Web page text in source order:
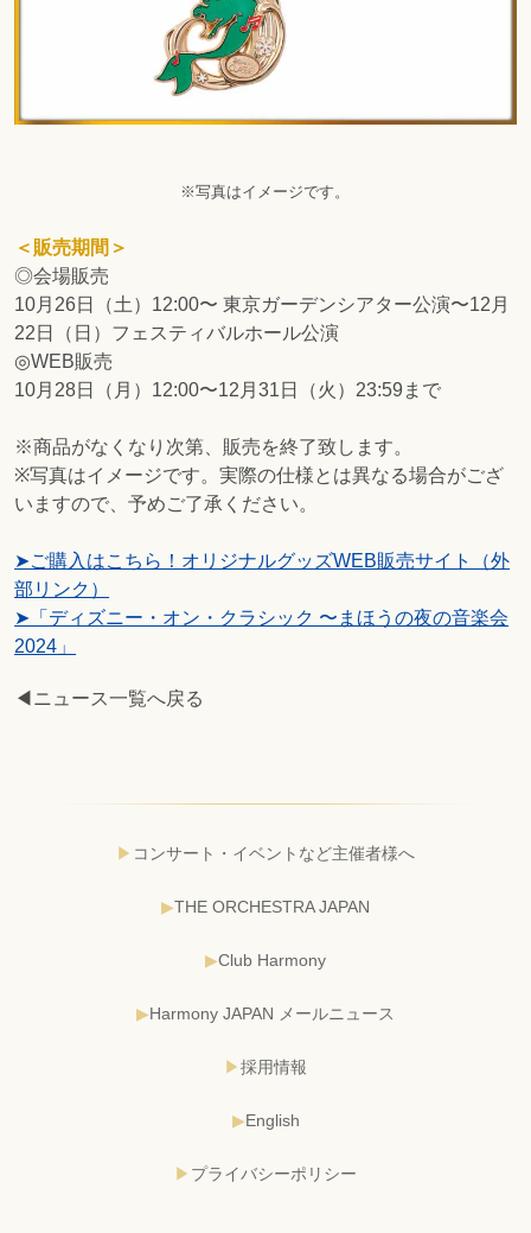
※写真はイメージです。
＜販売期間＞
◎会場販売
10月26日（土）12:00〜 東京ガーデンシアター公演〜12月
22日（日）フェスティバルホール公演
◎WEB販売
10月28日（月）12:00〜12月31日（火）23:59まで
※商品がなくなり次第、販売を終了致します。
※写真はイメージです。実際の仕様とは異なる場合がござ
いますので、予めご了承ください。
➤ご購入はこちら！オリジナルグッズWEB販売サイト（外
部リンク）
➤「ディズニー・オン・クラシック 〜まほうの夜の音楽会
2024」
◀ニュース一覧へ戻る
コンサート・イベントなど主催者様へ
THE ORCHESTRA JAPAN
Club Harmony
Harmony JAPAN メールニュース
採用情報
English
プライバシーポリシー